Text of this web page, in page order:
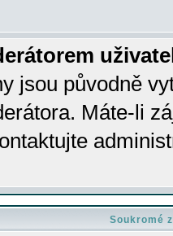
jsou původně
Máte-li
Soukromé